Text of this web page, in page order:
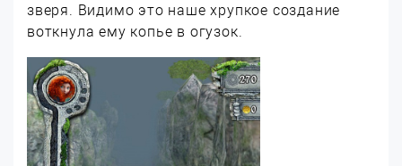
зверя. Видимо это наше хрупкое создание
воткнула ему копье в огузок.